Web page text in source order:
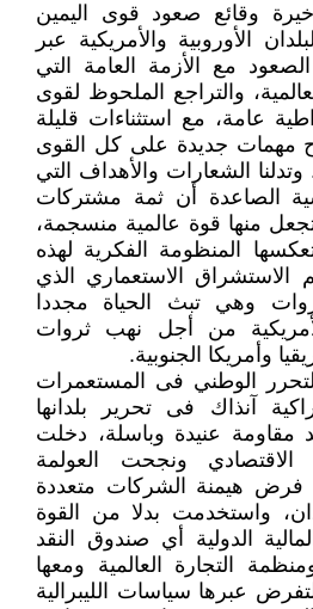
وقائع صعود قوى اليمين
الأوروبية والأمريكية عبر
مع الأزمة العامة التي
والتراجع الملحوظ لقوى
عامة، مع استثناءات قليلة
مهمات جديدة على كل القوى
وتدلنا الشعارات والأهداف التي
الصاعدة أن ثمة مشتركات
تجعل منها قوة عالمية منسجمة،
المنظومة الفكرية لهذه
الاستشراق الاستعماري الذي
وهي تبث الحياة مجددا
من أجل نهب ثروات
وأمريكا الجنوبية.
الوطني فى المستعمرات
آنذاك فى تحرير بلدانها
مقاومة عنيدة وباسلة، دخلت
ونجحت العولمة
فرض هيمنة الشركات متعددة
واستخدمت بدلا من القوة
الدولية أي صندوق النقد
التجارة العالمية ومعها
لتفرض عبرها سياسات الليبرالية